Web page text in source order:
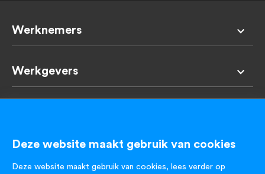
Werknemers
Werkgevers
Deze website maakt gebruik van cookies
Deze website maakt gebruik van cookies, lees verder op